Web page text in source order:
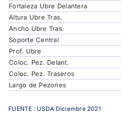
Fortaleza Ubre Delantera
Altura Ubre Tras.
Ancho Ubre Tras.
Soporte Central
Prof. Ubre
Coloc. Pez. Delant.
Coloc. Pez. Traseros
Largo de Pezones
FUENTE : USDA Diciembre 2021